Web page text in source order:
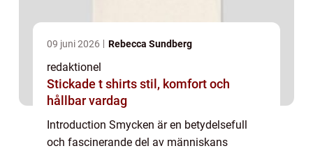
09 juni 2026 Rebecca Sundberg
redaktionel
Stickade t shirts stil, komfort och
hållbar vardag
Introduction Smycken är en betydelsefull
och fascinerande del av människans